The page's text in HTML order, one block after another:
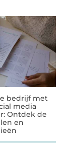
bedrijf met
media
Ontdek de
en